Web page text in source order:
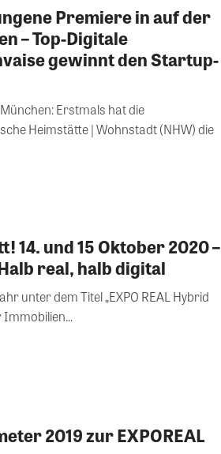
Premiere in auf der
– Top-Digitale
gewinnt den Startup-
Erstmals hat die
Heimstätte | Wohnstadt (NHW) die
14. und 15 Oktober 2020 –
real, halb digital
unter dem Titel „EXPO REAL Hybrid
2019 zur EXPOREAL